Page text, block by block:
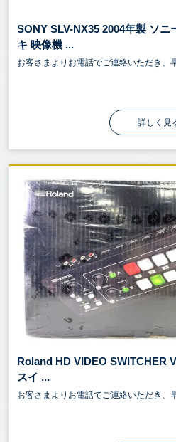
SONY SLV-NX35 2004年製 ソニ
キ 映像機 ...
お客さまよりお電話でご連絡いただき、
詳しく見
Roland HD VIDEO SWITCHER
スイ ...
お客さまよりお電話でご連絡いただき、